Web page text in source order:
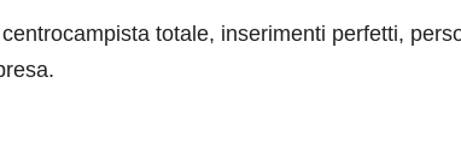
totale, inserimenti perfetti,